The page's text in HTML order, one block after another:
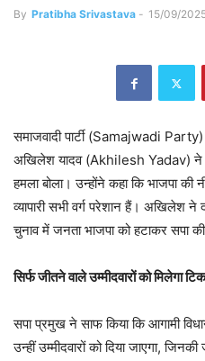
By Pratibha Srivastava - 15/09/
समाजवादी पार्टी (Samajwadi Party)
अखिलेश यादव (Akhilesh Yadav) ने
हमला बोला। उन्होंने कहा कि भाजपा की
व्यापारी सभी वर्ग परेशान हैं। अखिलेश ने
चुनाव में जनता भाजपा को हटाकर सपा
सिर्फ जीतने वाले उम्मीदवारों को मिलेगा
सपा प्रमुख ने साफ किया कि आगामी
उन्हीं उम्मीदवारों को दिया जाएगा,